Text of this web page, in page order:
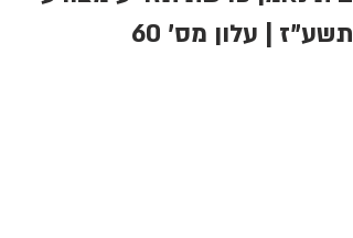
תשע"ז | עלון מס' 60